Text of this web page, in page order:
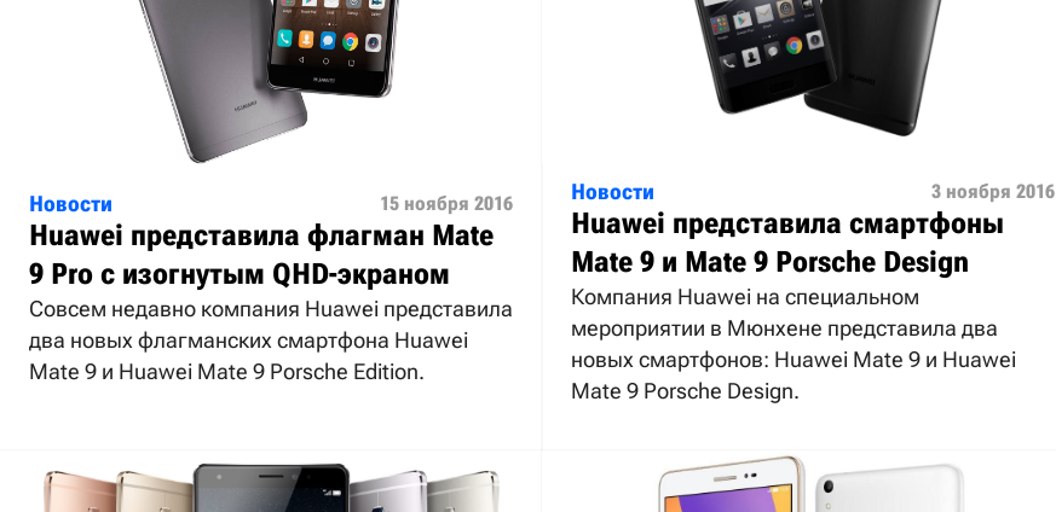
Новости 15 ноября 2016
Huawei представила флагман Mate
9 Pro с изогнутым QHD-экраном
Совсем недавно компания Huawei представила
два новых флагманских смартфона Huawei
Mate 9 и Huawei Mate 9 Porsche Edition.
Новости 3 ноября 2016
Huawei представила смартфоны
Mate 9 и Mate 9 Porsche Design
Компания Huawei на специальном
мероприятии в Мюнхене представила два
новых смартфонов: Huawei Mate 9 и Huawei
Mate 9 Porsche Design.